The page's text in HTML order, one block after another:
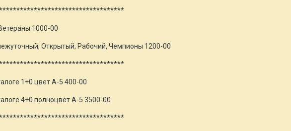
1000-00
Открытый, Рабочий, Чемпионы 1200-00
1+0 цвет А-5 400-00
4+0 полноцвет А-5 3500-00